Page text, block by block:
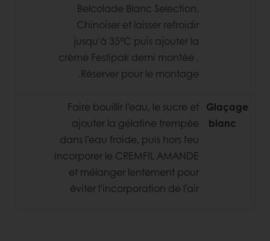
Belcolade Blanc Selection.
Chinoiser et laisser refroidir
jusqu'à 35°C puis ajouter la
crème Festipak demi montée .
Réserver pour le montage.
Glaçage
blanc
Faire bouillir l’eau, le sucre et
ajouter la gélatine trempée
dans l’eau froide, puis hors feu
incorporer le CREMFIL AMANDE
et mélanger lentement pour
éviter l’incorporation de l’air